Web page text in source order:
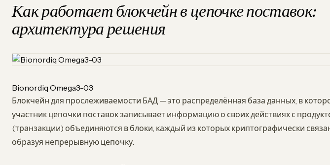
Как работает блокчейн в цепочке поставок:
архитектура решения
Bionordiq Omega3-03
Блокчейн для прослеживаемости БАД — это распределённая база данных, в
участник цепочки поставок записывает информацию о своих действиях с
(транзакции) объединяются в блоки, каждый из которых криптографически
образуя непрерывную цепочку.